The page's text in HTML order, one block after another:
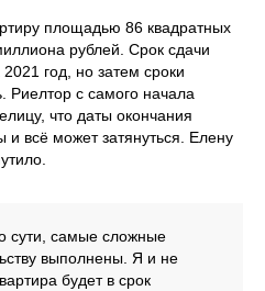
площадью 86 квадратных
рублей. Срок сдачи
год, но затем сроки
Риелтор с самого начала
что даты окончания
и всё может затянуться. Елену
сути, самые сложные
выполнены. Я и не
будет в срок